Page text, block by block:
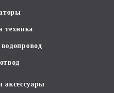
техника
аксессуары